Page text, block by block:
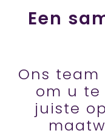
Een
Ons
om u
juiste